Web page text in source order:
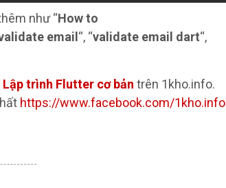
như “How to
email “, “validate email dart“,
Lập trình Flutter cơ bản trên 1kho.info.
https://www.facebook.com/1kho.info